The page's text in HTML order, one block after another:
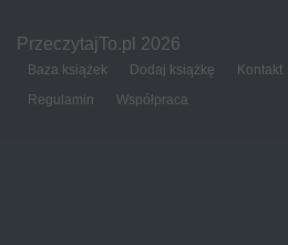
PrzeczytajTo.pl 2026
Baza książek Dodaj książkę Kontakt
Regulamin
Współpraca